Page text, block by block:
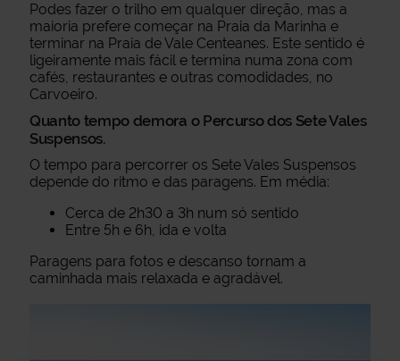
Podes fazer o trilho em qualquer direção, mas a
maioria prefere começar na Praia da Marinha e
terminar na Praia de Vale Centeanes. Este sentido é
ligeiramente mais fácil e termina numa zona com
cafés, restaurantes e outras comodidades, no
Carvoeiro.
Quanto tempo demora o Percurso dos Sete Vales
Suspensos.
O tempo para percorrer os Sete Vales Suspensos
depende do ritmo e das paragens. Em média:
Cerca de 2h30 a 3h num só sentido
Entre 5h e 6h, ida e volta
Paragens para fotos e descanso tornam a
caminhada mais relaxada e agradável.